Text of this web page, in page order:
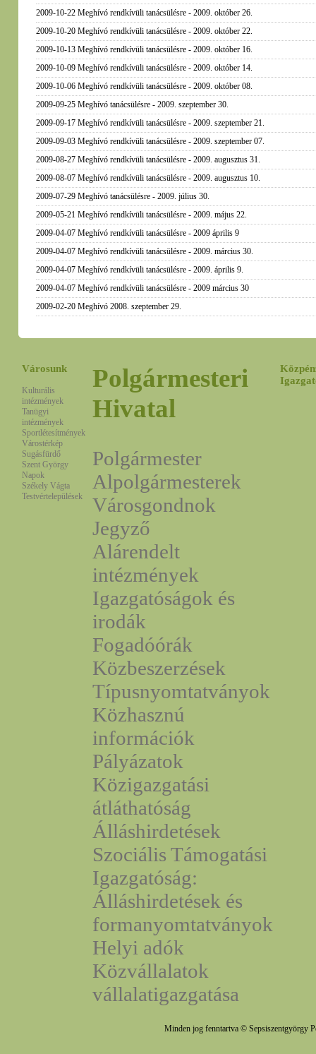
2009-10-22 Meghívó rendkívüli tanácsülésre - 2009. október 26.
2009-10-20 Meghívó rendkívüli tanácsülésre - 2009. október 22.
2009-10-13 Meghívó rendkívüli tanácsülésre - 2009. október 16.
2009-10-09 Meghívó rendkívüli tanácsülésre - 2009. október 14.
2009-10-06 Meghívó rendkívüli tanácsülésre - 2009. október 08.
2009-09-25 Meghívó tanácsülésre - 2009. szeptember 30.
2009-09-17 Meghívó rendkívüli tanácsülésre - 2009. szeptember 21.
2009-09-03 Meghívó rendkívüli tanácsülésre - 2009. szeptember 07.
2009-08-27 Meghívó rendkívüli tanácsülésre - 2009. augusztus 31.
2009-08-07 Meghívó rendkívüli tanácsülésre - 2009. augusztus 10.
2009-07-29 Meghívó tanácsülésre - 2009. július 30.
2009-05-21 Meghívó rendkívüli tanácsülésre - 2009. május 22.
2009-04-07 Meghívó rendkívüli tanácsülésre - 2009 április 9
2009-04-07 Meghívó rendkívüli tanácsülésre - 2009. március 30.
2009-04-07 Meghívó rendkívüli tanácsülésre - 2009. április 9.
2009-04-07 Meghívó rendkívüli tanácsülésre - 2009 március 30
2009-02-20 Meghívó 2008. szeptember 29.
Városunk
Kulturális
intézmények
Tanügyi
intézmények
Sportlétesítmények
Várostérkép
Sugásfürdő
Szent György
Napok
Székely Vágta
Testvértelepülések
Polgármesteri
Hivatal
Polgármester
Alpolgármesterek
Városgondnok
Jegyző
Alárendelt
intézmények
Igazgatóságok és
irodák
Fogadóórák
Közbeszerzések
Típusnyomtatványok
Közhasznú
információk
Pályázatok
Közigazgatási
átláthatóság
Álláshirdetések
Szociális Támogatási
Igazgatóság:
Álláshirdetések és
formanyomtatványok
Helyi adók
Közvállalatok
vállalatigazgatása
Minden jog fenntartva © Sepsiszentgyörgy